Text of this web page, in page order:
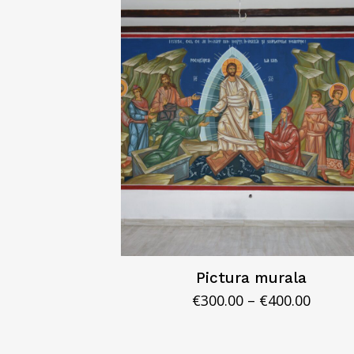
Pictura murala
€300.00 – €400.00Interval